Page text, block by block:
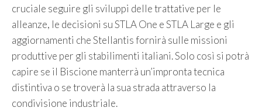
cruciale seguire gli sviluppi delle trattative per le
alleanze, le decisioni su STLA One e STLA Large e gli
aggiornamenti che Stellantis fornirà sulle missioni
produttive per gli stabilimenti italiani. Solo così si potrà
capire se il Biscione manterrà un’impronta tecnica
distintiva o se troverà la sua strada attraverso la
condivisione industriale.